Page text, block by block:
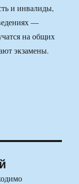
и инвалиды,
—
на общих
экзамены.